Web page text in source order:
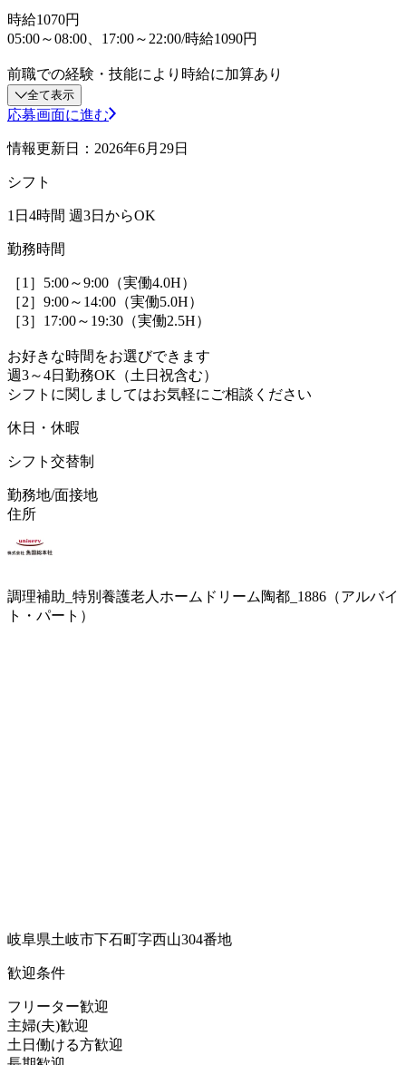
時給1070円
05:00～08:00、17:00～22:00/時給1090円
前職での経験・技能により時給に加算あり
全て表示
応募画面に進む
情報更新日：2026年6月29日
シフト
1日4時間 週3日からOK
勤務時間
［1］5:00～9:00（実働4.0H）
［2］9:00～14:00（実働5.0H）
［3］17:00～19:30（実働2.5H）
お好きな時間をお選びできます
週3～4日勤務OK（土日祝含む）
シフトに関しましてはお気軽にご相談ください
休日・休暇
シフト交替制
勤務地/面接地
住所
調理補助_特別養護老人ホームドリーム陶都_1886（アルバイ
ト・パート）
岐阜県土岐市下石町字西山304番地
歓迎条件
フリーター歓迎
主婦(夫)歓迎
土日働ける方歓迎